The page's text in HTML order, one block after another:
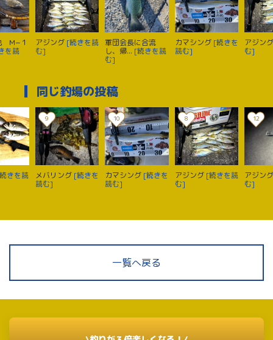
М−１
を読
アジング [続きを読
む]
軍団会長に合流
し、帰... [続きを読
む]
カマシング [続きを
読む]
アジン
む]
同じ釣場の投稿
きを読
9
メバリング [続きを
読む]
10
カマシング [続きを
読む]
8
アジング [続きを読
む]
12
アジン
む]
一覧へ戻る